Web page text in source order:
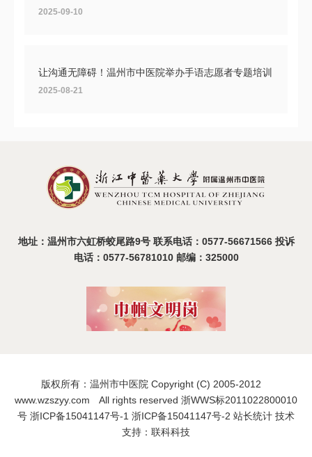
2025-09-10
让沟通无障碍！温州市中医院举办手语志愿者专题培训
2025-08-21
2025-08-19
地址：温州市六虹桥蛟尾路9号 联系电话：0577-56671566 投诉
电话：0577-56781010 邮编：325000
版权所有：温州市中医院 Copyright (C) 2005-2012
www.wzszyy.com All rights reserved 浙WWS标2011022800010
号 浙ICP备15041147号-1 浙ICP备15041147号-2 站长统计 技术
支持：联科科技